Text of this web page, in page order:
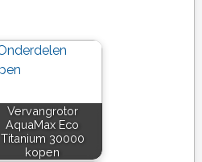
Vervangrotor
AquaMax Eco
Titanium 30000
kopen